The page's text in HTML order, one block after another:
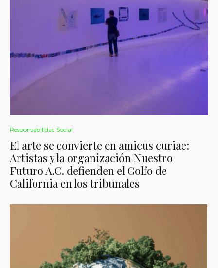
Responsabilidad Social
El arte se convierte en amicus curiae:
Artistas y la organización Nuestro
Futuro A.C. defienden el Golfo de
California en los tribunales